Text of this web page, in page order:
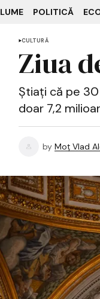
LUME POLITICĂ
CULTURĂ
Ziua
Știați că pe
doar 7,2
by Moț Vlad